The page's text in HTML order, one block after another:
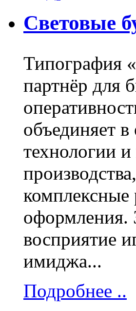
Световые
Типография
партнёр для
объединяет
технологии
оформления.
восприятие
имиджа...
Подробнее ..